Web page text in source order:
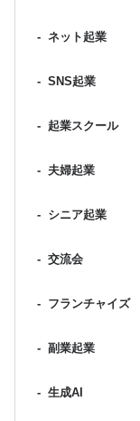
- ネット起業
- SNS起業
- 起業スクール
- 夫婦起業
- シニア起業
- 交流会
- フランチャイズ
- 副業起業
- 生成AI